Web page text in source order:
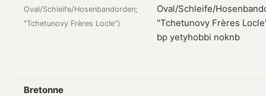
Oval/Schleife/Hosenbandorden;
"Tchetunovy Frères Locle")
Bretonne